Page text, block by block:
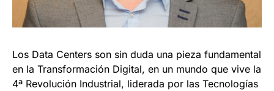
Los Data Centers son sin duda una pieza fundamental
en la Transformación Digital, en un mundo que vive la
4ª Revolución Industrial, liderada por las Tecnologías